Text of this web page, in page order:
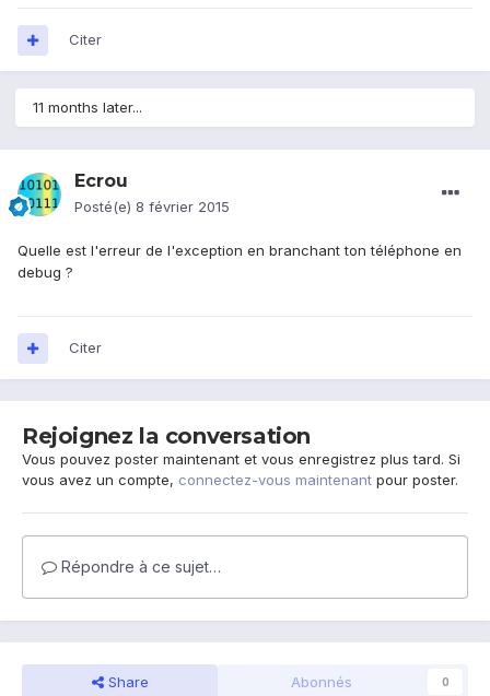
Citer
11 months later...
Ecrou
Posté(e) 8 février 2015
Quelle est l'erreur de l'exception en branchant ton téléphone en
debug ?
Citer
Rejoignez la conversation
Vous pouvez poster maintenant et vous enregistrez plus tard. Si
vous avez un compte, connectez-vous maintenant pour poster.
Répondre à ce sujet…
Share Abonnés 0